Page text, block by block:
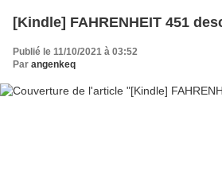
[Kindle] FAHRENHEIT 451
Publié le 11/10/2021 à 03:52
Par angenkeq